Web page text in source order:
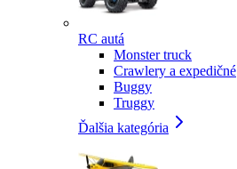
RC autá
Monster truck
Crawlery a expedičné
Buggy
Truggy
Ďalšia kategória